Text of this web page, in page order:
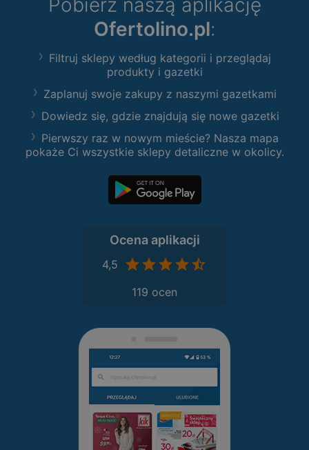
Pobierz naszą aplikację
Ofertolino.pl:
Filtruj sklepy według kategorii i przeglądaj
produkty i gazetki
Zaplanuj swoje zakupy z naszymi gazetkami
Dowiedz się, gdzie znajdują się nowe gazetki
Pierwszy raz w nowym mieście? Nasza mapa
pokaże Ci wszystkie sklepy detaliczne w okolicy.
Ocena aplikacji
4,5
119 ocen